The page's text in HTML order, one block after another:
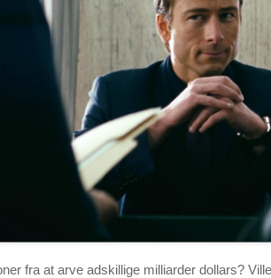
fra at arve adskillige milliarder dollars?